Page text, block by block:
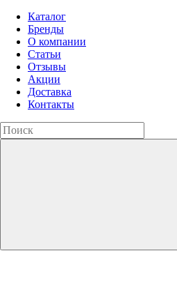
Каталог
Бренды
О компании
Статьи
Отзывы
Акции
Доставка
Контакты